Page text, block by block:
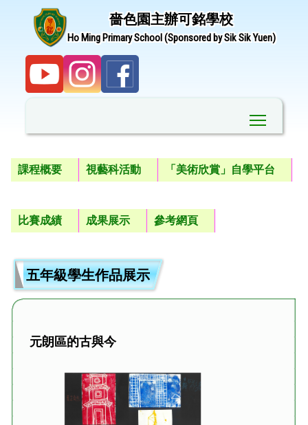
嗇色園主辦可銘學校
Ho Ming Primary School (Sponsored by Sik Sik Yuen)
課程概要 視藝科活動 「美術欣賞」自學平台
比賽成績 成果展示 參考網頁
五年級學生作品展示
元朗區的古與今